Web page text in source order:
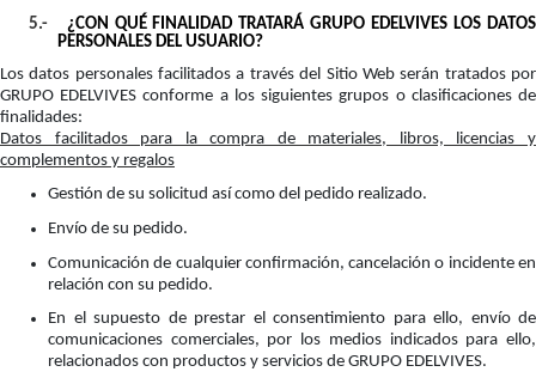
5.-
¿CON QUÉ FINALIDAD TRATARÁ GRUPO EDELVIVES LOS DATOS
PERSONALES DEL USUARIO?
Los datos personales facilitados a través del Sitio Web serán tratados por
GRUPO EDELVIVES conforme a los siguientes grupos o clasificaciones de
finalidades:
Datos facilitados para la compra de materiales, libros, licencias y
complementos y regalos
Gestión de su solicitud así como del pedido realizado.
Envío de su pedido.
Comunicación de cualquier confirmación, cancelación o incidente en
relación con su pedido.
En el supuesto de prestar el consentimiento para ello, envío de
comunicaciones comerciales, por los medios indicados para ello,
relacionados con productos y servicios de GRUPO EDELVIVES.